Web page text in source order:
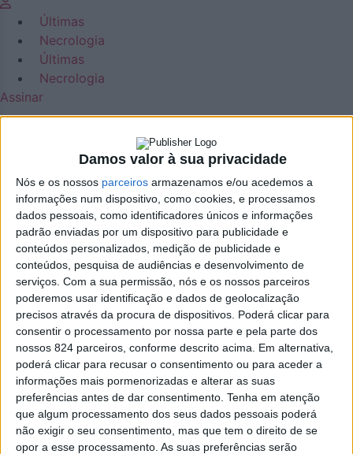
Damos valor à sua privacidade
Nós e os nossos parceiros armazenamos e/ou acedemos a
informações num dispositivo, como cookies, e processamos
dados pessoais, como identificadores únicos e informações
padrão enviadas por um dispositivo para publicidade e
conteúdos personalizados, medição de publicidade e
conteúdos, pesquisa de audiências e desenvolvimento de
serviços. Com a sua permissão, nós e os nossos parceiros
poderemos usar identificação e dados de geolocalização
precisos através da procura de dispositivos. Poderá clicar para
consentir o processamento por nossa parte e pela parte dos
nossos 824 parceiros, conforme descrito acima. Em alternativa,
poderá clicar para recusar o consentimento ou para aceder a
informações mais pormenorizadas e alterar as suas
preferências antes de dar consentimento. Tenha em atenção
que algum processamento dos seus dados pessoais poderá
não exigir o seu consentimento, mas que tem o direito de se
opor a esse processamento. As suas preferências serão
Últimas
Necrologia
Últimas
Necrologia
Assinar
Azemeis.NET
LAB
8 de Abril de 2021, 00:09
Bustelo ,Necrologia
Dorino de Bastos
Valente (1939-2021)